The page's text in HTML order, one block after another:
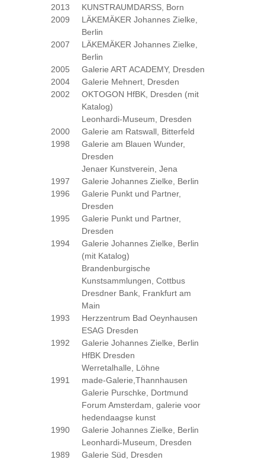
2013
KUNSTRAUMDARSS, Born
2009
LÄKEMÄKER Johannes Zielke,
Berlin
2007
LÄKEMÄKER Johannes Zielke,
Berlin
2005
Galerie ART ACADEMY, Dresden
2004
Galerie Mehnert, Dresden
2002
OKTOGON HfBK, Dresden (mit
Katalog)
Leonhardi-Museum, Dresden
2000
Galerie am Ratswall, Bitterfeld
1998
Galerie am Blauen Wunder,
Dresden
Jenaer Kunstverein, Jena
1997
Galerie Johannes Zielke, Berlin
1996
Galerie Punkt und Partner,
Dresden
1995
Galerie Punkt und Partner,
Dresden
1994
Galerie Johannes Zielke, Berlin
(mit Katalog)
Brandenburgische
Kunstsammlungen, Cottbus
Dresdner Bank, Frankfurt am
Main
1993
Herzzentrum Bad Oeynhausen
ESAG Dresden
1992
Galerie Johannes Zielke, Berlin
HfBK Dresden
Werretalhalle, Löhne
1991
made-Galerie,Thannhausen
Galerie Purschke, Dortmund
Forum Amsterdam, galerie voor
hedendaagse kunst
1990
Galerie Johannes Zielke, Berlin
Leonhardi-Museum, Dresden
1989
Galerie Süd, Dresden